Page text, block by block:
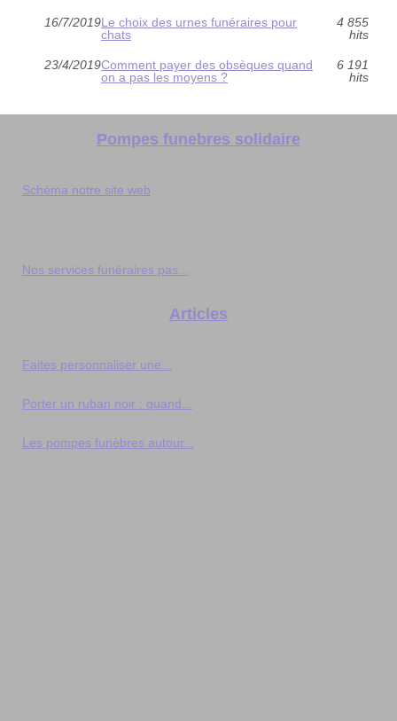
16/7/2019Le choix des urnes funéraires pour
chats
4 855
hits
23/4/2019Comment payer des obsèques quand
on a pas les moyens ?
6 191
hits
Pompes funebres solidaire
Schéma notre site web
Nos services funéraires pas...
Articles
Faites personnaliser une...
Porter un ruban noir : quand...
Les pompes funèbres autour...